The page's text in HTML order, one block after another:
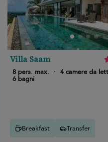
Villa Saam
8 pers. max.
· 4 camere da
6 bagni
Breakfast Transfer